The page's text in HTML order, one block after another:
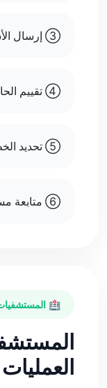
③ إرسال
④ تقييم
⑤ تحديد
⑥ متابعة
🏥